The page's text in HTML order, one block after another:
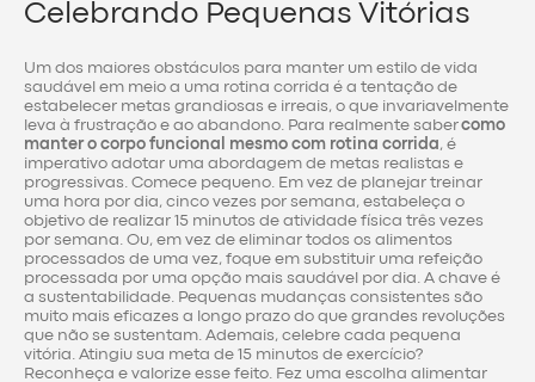
Celebrando Pequenas Vitórias
Um dos maiores obstáculos para manter um estilo de vida
saudável em meio a uma rotina corrida é a tentação de
estabelecer metas grandiosas e irreais, o que invariavelmente
leva à frustração e ao abandono. Para realmente sabercomo
manter o corpo funcional mesmo com rotina corrida, é
imperativo adotar uma abordagem de metas realistas e
progressivas. Comece pequeno. Em vez de planejar treinar
uma hora por dia, cinco vezes por semana, estabeleça o
objetivo de realizar 15 minutos de atividade física três vezes
por semana. Ou, em vez de eliminar todos os alimentos
processados de uma vez, foque em substituir uma refeição
processada por uma opção mais saudável por dia. A chave é
a sustentabilidade. Pequenas mudanças consistentes são
muito mais eficazes a longo prazo do que grandes revoluções
que não se sustentam. Ademais, celebre cada pequena
vitória. Atingiu sua meta de 15 minutos de exercício?
Reconheça e valorize esse feito. Fez uma escolha alimentar